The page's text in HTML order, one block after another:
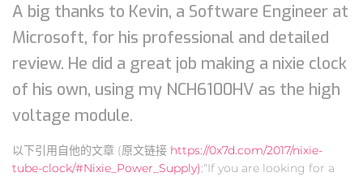
A big thanks to Kevin, a Software Engineer at
Microsoft, for his professional and detailed
review. He did a great job making a nixie clock
of his own, using my NCH6100HV as the high
voltage module.
以下引用自他的文章 (原文链接 https://0x7d.com/2017/nixie-
tube-clock/#Nixie_Power_Supply):“If you are looking for a